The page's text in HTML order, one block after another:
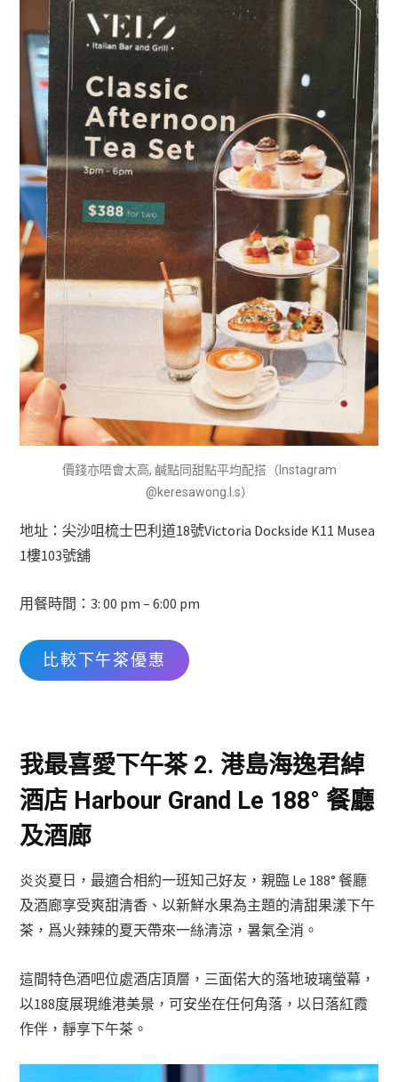
價錢亦唔會太高, 鹹點同甜點平均配搭（Instagram
@keresawong.l.s）
地址：尖沙咀梳士巴利道18號Victoria Dockside K11 Musea
1樓103號舖
用餐時間：3: 00 pm – 6:00 pm
比較下午茶優惠
我最喜愛下午茶 2. 港島海逸君綽
酒店 Harbour Grand Le 188° 餐廳
及酒廊
炎炎夏日，最適合相約一班知己好友，親臨 Le 188° 餐廳
及酒廊享受爽甜清香、以新鮮水果為主題的清甜果漾下午
茶，爲火辣辣的夏天帶來一絲清涼，暑氣全消。
這間特色酒吧位處酒店頂層，三面偌大的落地玻璃螢幕，
以188度展現維港美景，可安坐在任何角落，以日落紅霞
作伴，靜享下午茶。